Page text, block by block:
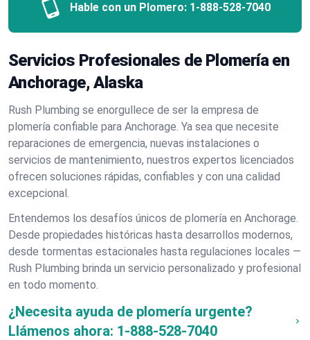
Hable con un Plomero: 1-888-528-7040
Servicios Profesionales de Plomería en
Anchorage, Alaska
Rush Plumbing se enorgullece de ser la empresa de
plomería confiable para Anchorage. Ya sea que necesite
reparaciones de emergencia, nuevas instalaciones o
servicios de mantenimiento, nuestros expertos licenciados
ofrecen soluciones rápidas, confiables y con una calidad
excepcional.
Entendemos los desafíos únicos de plomería en Anchorage.
Desde propiedades históricas hasta desarrollos modernos,
desde tormentas estacionales hasta regulaciones locales —
Rush Plumbing brinda un servicio personalizado y profesional
en todo momento.
¿Necesita ayuda de plomería urgente?
Llámenos ahora: 1-888-528-7040